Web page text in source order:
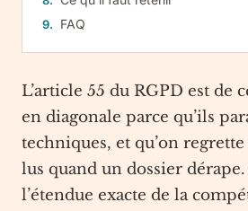
FAQ
L’article 55 du RGPD est de
en diagonale parce qu’ils
techniques, et qu’on
lus quand un dossier
l’étendue exacte de la